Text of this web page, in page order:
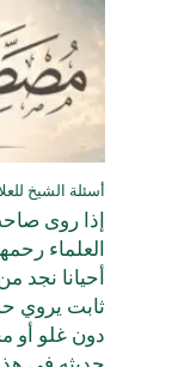
أسئلة الشيخ
إذا روى
العلماء
أحيانا نجد
ثابت يروي
دون غلو أو